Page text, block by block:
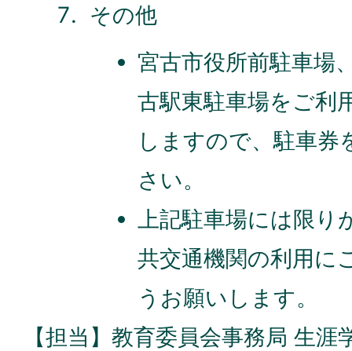
その他
宮古市役所前駐車場
古駅東駐車場をご利
しますので、駐車券
さい。
上記駐車場には限
共交通機関の利用に
うお願いします。
【担当】教育委員会事務局 生